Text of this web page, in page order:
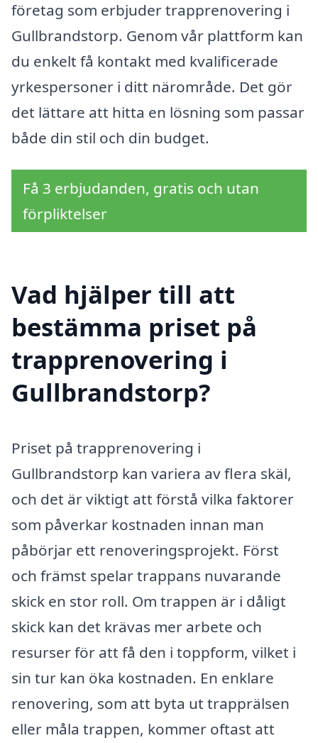
företag som erbjuder trapprenovering i
Gullbrandstorp. Genom vår plattform kan
du enkelt få kontakt med kvalificerade
yrkespersoner i ditt närområde. Det gör
det lättare att hitta en lösning som passar
både din stil och din budget.
Få 3 erbjudanden, gratis och utan
förpliktelser
Vad hjälper till att
bestämma priset på
trapprenovering i
Gullbrandstorp?
Priset på trapprenovering i
Gullbrandstorp kan variera av flera skäl,
och det är viktigt att förstå vilka faktorer
som påverkar kostnaden innan man
påbörjar ett renoveringsprojekt. Först
och främst spelar trappans nuvarande
skick en stor roll. Om trappen är i dåligt
skick kan det krävas mer arbete och
resurser för att få den i toppform, vilket i
sin tur kan öka kostnaden. En enklare
renovering, som att byta ut trapprälsen
eller måla trappen, kommer oftast att